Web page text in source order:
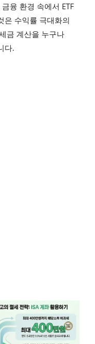
융 환경 속에서 ETF
은 수익률 극대화의
금 계산을 누구나
다.